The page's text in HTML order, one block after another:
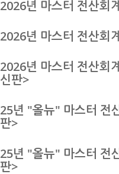
2026년 마스터 전산회
2026년 마스터 전산회
2026년 마스터 전산회
신판>
25년 "올뉴" 마스터 전
판>
25년 "올뉴" 마스터 전
판>